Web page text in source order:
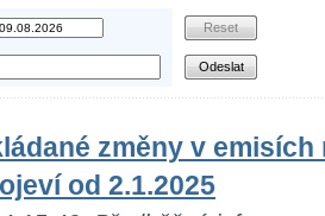
změny v emisích
od 2.1.2025